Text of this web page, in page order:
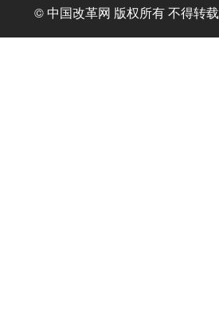
© 中国改革网 版权所有 不得转载